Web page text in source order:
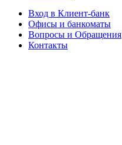
Вход в Клиент-банк
Офисы и банкоматы
Вопросы и Обращения
Контакты